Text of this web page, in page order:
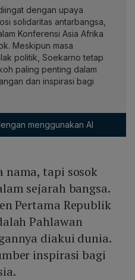
dengan upaya
solidaritas antarbangsa,
Konferensi Asia Afrika
Meskipun masa
politik, Soekarno tetap
paling penting dalam
dan inspirasi bagi
menggunakan AI
nama, tapi sosok
sejarah bangsa.
Pertama Republik
Pahlawan
diakui dunia.
inspirasi bagi